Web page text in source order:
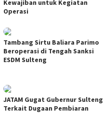
Kewajiban untuk Kegiatan
Operasi
Tambang Sirtu Baliara Parimo
Beroperasi di Tengah Sanksi
ESDM Sulteng
JATAM Gugat Gubernur Sulteng
Terkait Dugaan Pembiaran